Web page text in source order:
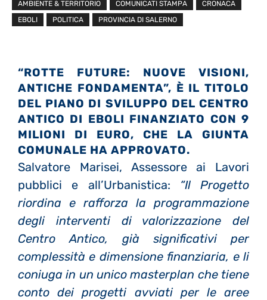
AMBIENTE & TERRITORIO COMUNICATI STAMPA
CRONACA
EBOLI
POLITICA PROVINCIA DI SALERNO
“ROTTE FUTURE: NUOVE VISIONI,
ANTICHE FONDAMENTA”, È IL TITOLO
DEL PIANO DI SVILUPPO DEL CENTRO
ANTICO DI EBOLI FINANZIATO CON 9
MILIONI DI EURO, CHE LA GIUNTA
COMUNALE HA APPROVATO.
Salvatore Marisei, Assessore ai Lavori
pubblici e all’Urbanistica: “Il Progetto
riordina e rafforza la programmazione
degli interventi di valorizzazione del
Centro Antico, già significativi per
complessità e dimensione finanziaria, e li
coniuga in un unico masterplan che tiene
conto dei progetti avviati per le aree